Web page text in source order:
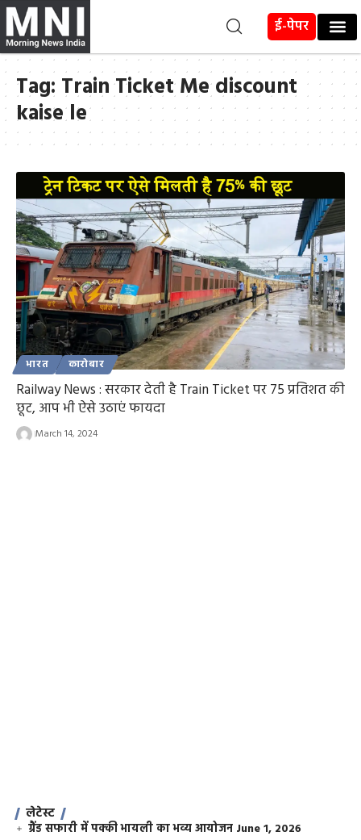
ई-पेपर
Tag: Train Ticket Me discount
kaise le
भारत कारोबार
Railway News : सरकार देती है Train Ticket पर 75 प्रतिशत की
छूट, आप भी ऐसे उठाएं फायदा
March 14, 2024
लेटेस्ट
ग्रैंड सफारी में पक्की भायली का भव्य आयोजन June 1, 2026